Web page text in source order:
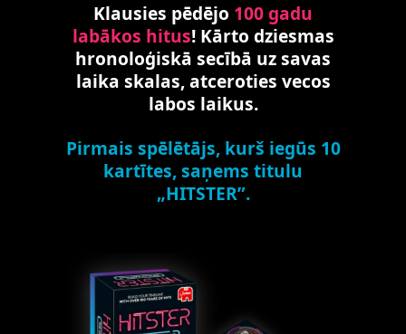
Klausies pēdējo 100 gadu
labākos hitus! Kārto dziesmas
hronoloģiskā secībā uz savas
laika skalas, atceroties vecos
labos laikus.
Pirmais spēlētājs, kurš iegūs 10
kartītes, saņems titulu
„HITSTER”.